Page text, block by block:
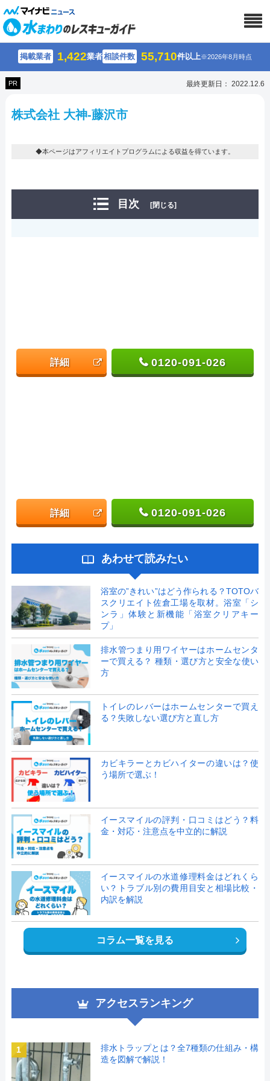
掲載業者 1,422業者相談件数 55,710件以上※2026年8月時点
PR 最終更新日： 2022.12.6
株式会社 大神-藤沢市
◆本ページはアフィリエイトプログラムによる収益を得ています。
目次 [閉じる]
詳細 0120-091-026
詳細 0120-091-026
あわせて読みたい
浴室の”きれい”はどう作られる？TOTOバ
スクリエイト佐倉工場を取材。浴室「シ
ンラ」体験と新機能「浴室クリアキー
プ」
排水管つまり用ワイヤーはホームセンタ
ーで買える？ 種類・選び方と安全な使い
方
トイレのレバーはホームセンターで買え
る？失敗しない選び方と直し方
カビキラーとカビハイターの違いは？使
う場所で選ぶ！
イースマイルの評判・口コミはどう？料
金・対応・注意点を中立的に解説
イースマイルの水道修理料金はどれくら
い？トラブル別の費用目安と相場比較・
内訳を解説
コラム一覧を見る
アクセスランキング
1
排水トラップとは？全7種類の仕組み・構
造を図解で解説！